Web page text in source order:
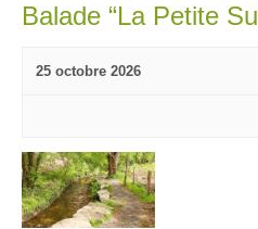
Balade “La Petite
25 octobre 2026